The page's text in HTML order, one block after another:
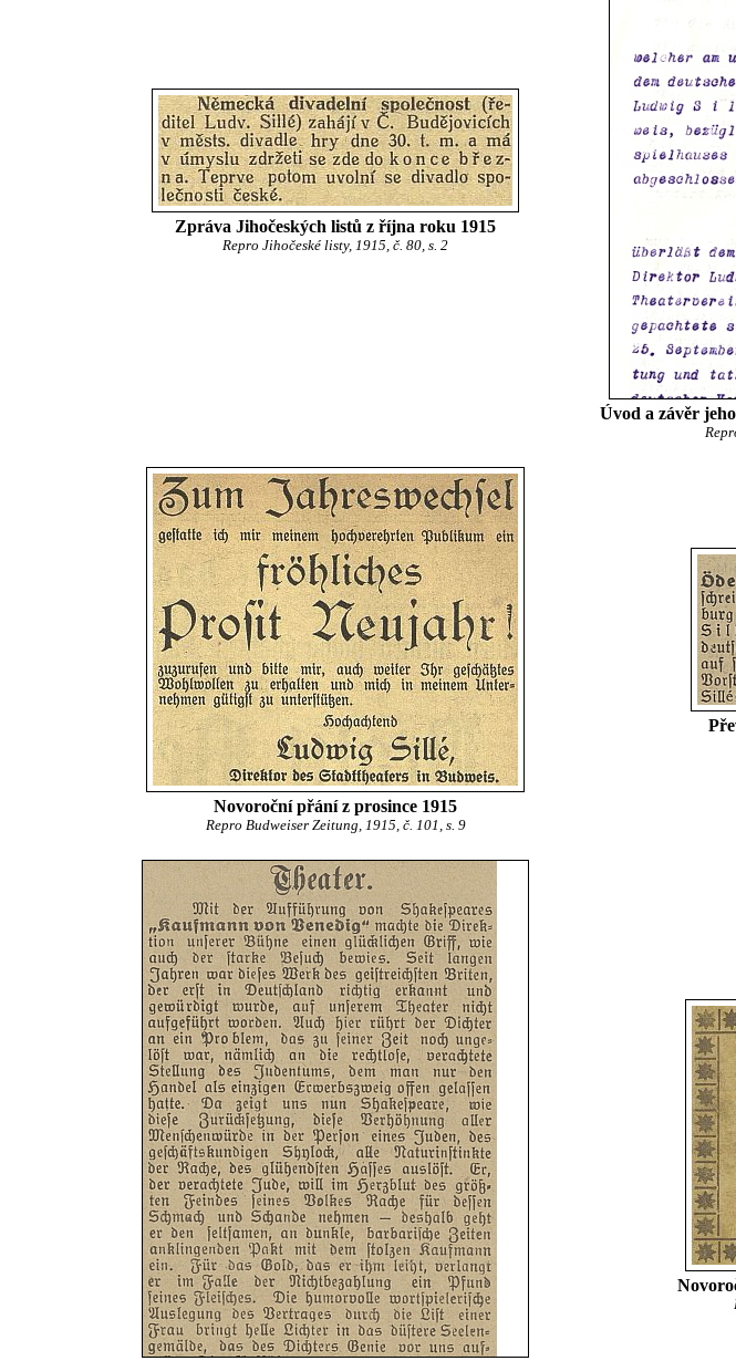
Zpráva Jihočeských listů z října roku 1915
Repro Jihočeské listy, 1915, č. 80, s. 2
Úvod a závěr
Novoroční přání z prosince 1915
Repro Budweiser Zeitung, 1915, č. 101, s. 9